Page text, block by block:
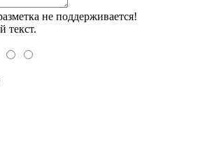
не поддерживается!
текст.